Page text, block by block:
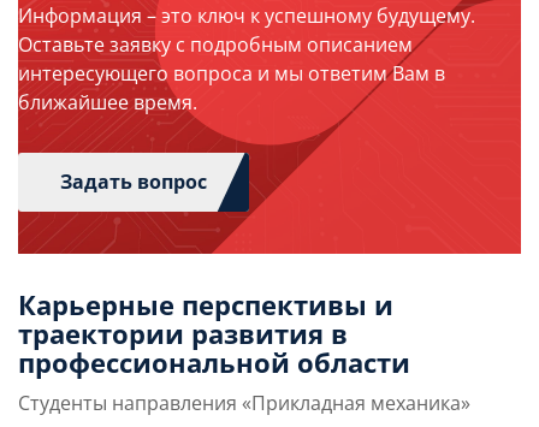
Информация – это ключ к успешному будущему.
Оставьте заявку с подробным описанием
интересующего вопроса и мы ответим Вам в
ближайшее время.
Задать вопрос
Карьерные перспективы и
траектории развития в
профессиональной области
Студенты направления «Прикладная механика»